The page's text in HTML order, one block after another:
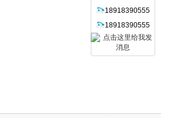
18918390555
18918390555